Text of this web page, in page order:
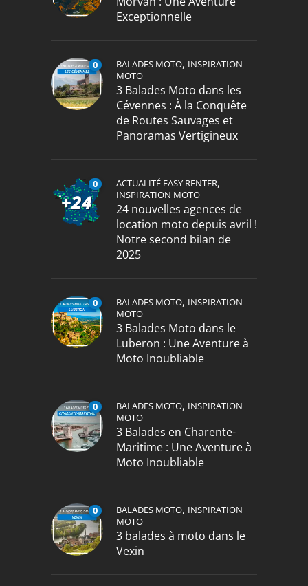
Exceptionnelle
0 BALADES MOTO, INSPIRATION
MOTO
3 Balades Moto dans les
Cévennes : À la Conquête
de Routes Sauvages et
Panoramas Vertigineux
0 ACTUALITÉ EASY RENTER,
INSPIRATION MOTO
24 nouvelles agences de
location moto depuis avril !
Notre second bilan de
2025
0 BALADES MOTO, INSPIRATION
MOTO
3 Balades Moto dans le
Luberon : Une Aventure à
Moto Inoubliable
0 BALADES MOTO, INSPIRATION
MOTO
3 Balades en Charente-
Maritime : Une Aventure à
Moto Inoubliable
0 BALADES MOTO, INSPIRATION
MOTO
3 balades à moto dans le
Vexin